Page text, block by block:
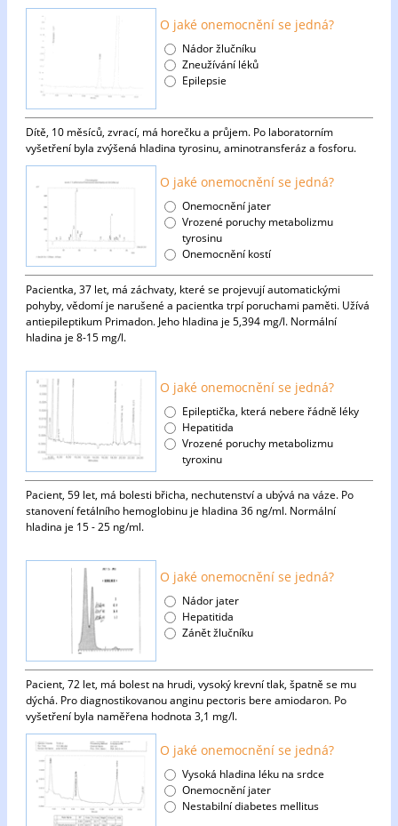
O jaké onemocnění se jedná?
Nádor žlučníku
Zneužívání léků
Epilepsie
Dítě, 10 měsíců, zvrací, má horečku a průjem. Po laboratorním
vyšetření byla zvýšená hladina tyrosinu, aminotransferáz a fosforu.
O jaké onemocnění se jedná?
Onemocnění jater
Vrozené poruchy metabolizmu
tyrosinu
Onemocnění kostí
Pacientka, 37 let, má záchvaty, které se projevují automatickými
pohyby, vědomí je narušené a pacientka trpí poruchami paměti. Užívá
antiepileptikum Primadon. Jeho hladina je 5,394 mg/l. Normální
hladina je 8-15 mg/l.
O jaké onemocnění se jedná?
Epileptička, která nebere řádně léky
Hepatitida
Vrozené poruchy metabolizmu
tyroxinu
Pacient, 59 let, má bolesti břicha, nechutenství a ubývá na váze. Po
stanovení fetálního hemoglobinu je hladina 36 ng/ml. Normální
hladina je 15 - 25 ng/ml.
O jaké onemocnění se jedná?
Nádor jater
Hepatitida
Zánět žlučníku
Pacient, 72 let, má bolest na hrudi, vysoký krevní tlak, špatně se mu
dýchá. Pro diagnostikovanou anginu pectoris bere amiodaron. Po
vyšetření byla naměřena hodnota 3,1 mg/l.
O jaké onemocnění se jedná?
Vysoká hladina léku na srdce
Onemocnění jater
Nestabilní diabetes mellitus